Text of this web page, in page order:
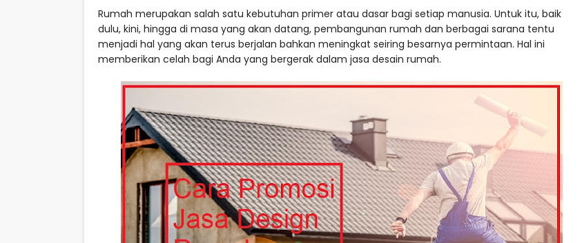
Rumah merupakan salah satu kebutuhan primer atau dasar bagi setiap manusia. Untuk itu, baik
dulu, kini, hingga di masa yang akan datang, pembangunan rumah dan berbagai sarana tentu
menjadi hal yang akan terus berjalan bahkan meningkat seiring besarnya permintaan. Hal ini
memberikan celah bagi Anda yang bergerak dalam jasa desain rumah.